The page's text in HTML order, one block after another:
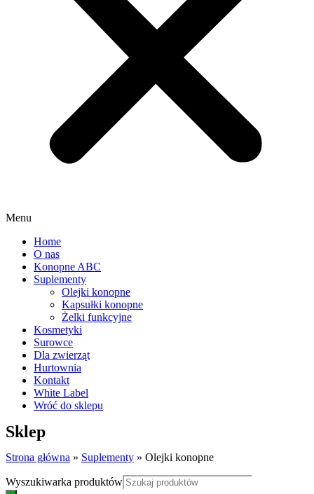
Menu
Home
O nas
Konopne ABC
Suplementy
Olejki konopne
Kapsułki konopne
Żelki funkcyjne
Kosmetyki
Surowce
Dla zwierząt
Hurtownia
Kontakt
White Label
Wróć do sklepu
Sklep
Strona główna » Suplementy » Olejki konopne
Wyszukiwarka produktów